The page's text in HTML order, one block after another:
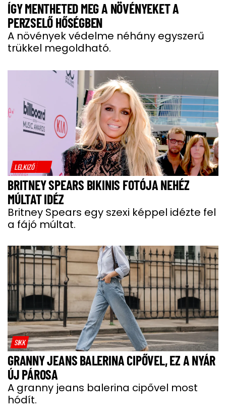
ÍGY MENTHETED MEG A NÖVÉNYEKET A
PERZSELŐ HŐSÉGBEN
A növények védelme néhány egyszerű
trükkel megoldható.
LELKIZŐ
BRITNEY SPEARS BIKINIS FOTÓJA NEHÉZ
MÚLTAT IDÉZ
Britney Spears egy szexi képpel idézte fel
a fájó múltat.
SIKK
GRANNY JEANS BALERINA CIPŐVEL, EZ A NYÁR
ÚJ PÁROSA
A granny jeans balerina cipővel most
hódít.